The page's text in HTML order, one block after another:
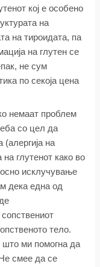
кој е особено
на
на тироидата, па
на глутен се
не сум
по секоја цена
немаат проблем
со цел да
(алергија на
глутенот како во
исклучување
дека една од
тело.
ми помогна да
Не смее да се